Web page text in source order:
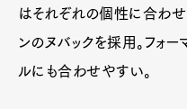
はそれぞれの個性に合わせ
ンのヌバックを採用。フォー
ルにも合わせやすい。